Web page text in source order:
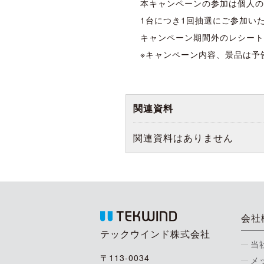
本キャンペーンの参加は個人
1台につき1回抽選にご参加い
キャンペーン期間外のレシー
※キャンペーン内容、景品は
関連資料
関連資料はありません
テックウインド株式会社
〒113-0034
会社
当
メ